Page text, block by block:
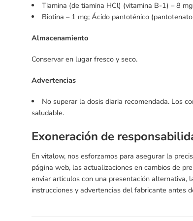
Tiamina (de tiamina HCl) (vitamina B-1) – 8
Biotina – 1 mg; Ácido pantoténico
Almacenamiento
Conservar en lugar fresco y seco.
Advertencias
No superar la dosis diaria recomendada. Los
saludable.
Exoneración de
En vitalow, nos esforzamos para asegurar la
página web, las actualizaciones en cambios de
enviar artículos con una presentación alternativa,
instrucciones y advertencias del fabricante antes